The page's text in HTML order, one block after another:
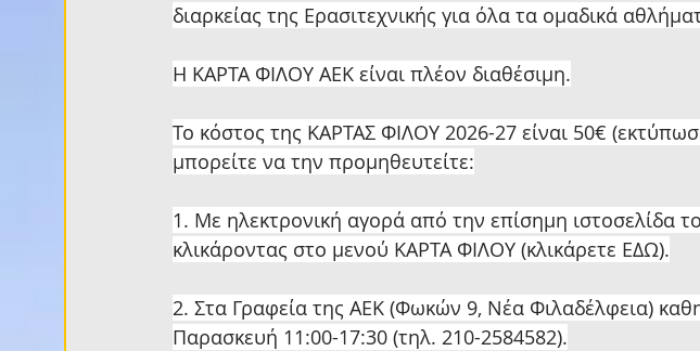
διαρκείας της Ερασιτεχνικής για όλα τα ομαδικά
Η ΚΑΡΤΑ ΦΙΛΟΥ ΑΕΚ είναι πλέον διαθέσιμη.
Το κόστος της ΚΑΡΤΑΣ ΦΙΛΟΥ 2026-27 είναι 50€
μπορείτε να την προμηθευτείτε:
1. Με ηλεκτρονική αγορά από την επίσημη ιστοσελίδα
κλικάροντας στο μενού ΚΑΡΤΑ ΦΙΛΟΥ (κλικάρετε ΕΔΩ).
2. Στα Γραφεία της ΑΕΚ (Φωκών 9, Νέα Φιλαδέλφεια)
Παρασκευή 11:00-17:30 (τηλ. 210-2584582).